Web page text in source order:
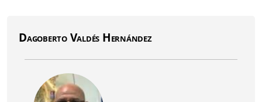
Dagoberto Valdés Hernández